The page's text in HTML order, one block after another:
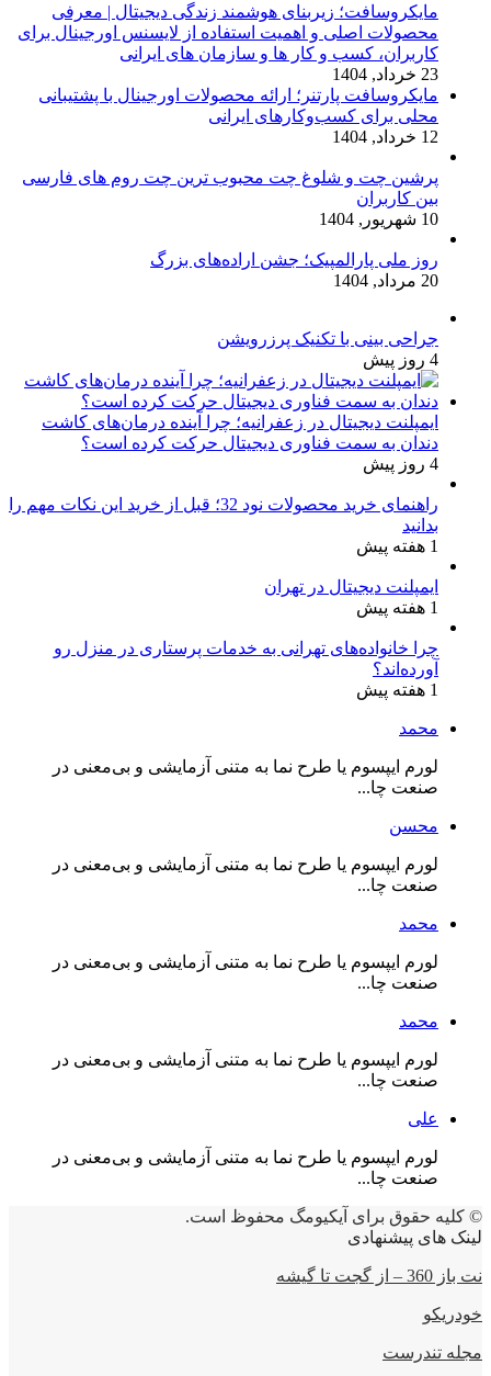
مایکروسافت؛ زیربنای هوشمند زندگی دیجیتال | معرفی
محصولات اصلی و اهمیت استفاده از لایسنس اورجینال برای
کاربران، کسب و کار ها و سازمان های ایرانی
23 خرداد, 1404
مایکروسافت پارتنر؛ ارائه محصولات اورجینال با پشتیبانی
محلی برای کسب‌وکارهای ایرانی
12 خرداد, 1404
پرشین چت و شلوغ چت محبوب ترین چت روم های فارسی
بین کاربران
10 شهریور, 1404
روز ملی پارالمپیک؛ جشن اراده‌های بزرگ
20 مرداد, 1404
جراحی بینی با تکنیک پرزرویشن
4 روز پیش
ایمپلنت دیجیتال در زعفرانیه؛ چرا آینده درمان‌های کاشت
دندان به سمت فناوری دیجیتال حرکت کرده است؟
4 روز پیش
راهنمای خرید محصولات نود 32؛ قبل از خرید این نکات مهم را
بدانید
1 هفته پیش
ایمپلنت دیجیتال در تهران
1 هفته پیش
چرا خانواده‌های تهرانی به خدمات پرستاری در منزل رو
آورده‌اند؟
1 هفته پیش
محمد
لورم ایپسوم یا طرح‌ نما به متنی آزمایشی و بی‌معنی در
صنعت چا...
محسن
لورم ایپسوم یا طرح‌ نما به متنی آزمایشی و بی‌معنی در
صنعت چا...
محمد
لورم ایپسوم یا طرح‌ نما به متنی آزمایشی و بی‌معنی در
صنعت چا...
محمد
لورم ایپسوم یا طرح‌ نما به متنی آزمایشی و بی‌معنی در
صنعت چا...
علی
لورم ایپسوم یا طرح‌ نما به متنی آزمایشی و بی‌معنی در
صنعت چا...
© کلیه حقوق برای آیکیومگ محفوظ است.
لینک های پیشنهادی
نت باز 360 – از گجت تا گیشه
خودریکو
مجله‌ تندرست